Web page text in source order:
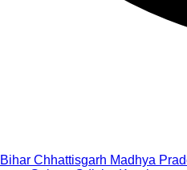
Bihar Chhattisgarh Madhya